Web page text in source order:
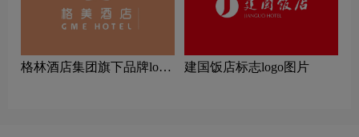
‌格林酒店集团旗下品牌logo
建国饭店标志logo图片